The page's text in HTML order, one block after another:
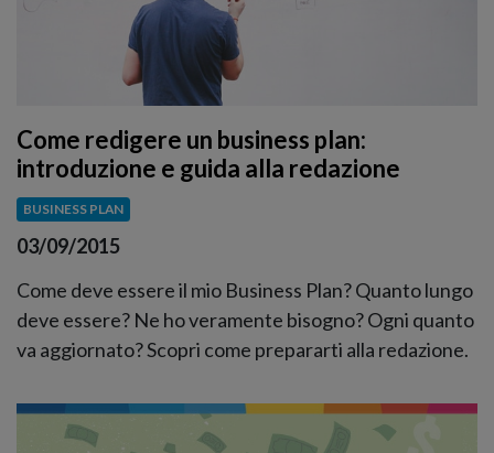
Come redigere un business plan:
introduzione e guida alla redazione
BUSINESS PLAN
03/09/2015
Come deve essere il mio Business Plan? Quanto lungo
deve essere? Ne ho veramente bisogno? Ogni quanto
va aggiornato? Scopri come prepararti alla redazione.